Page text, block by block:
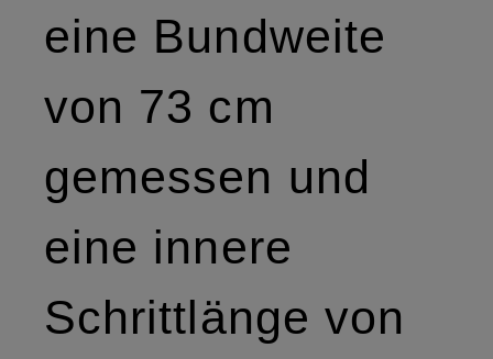
eine Bundweite
von 73 cm
gemessen und
eine innere
Schrittlänge von